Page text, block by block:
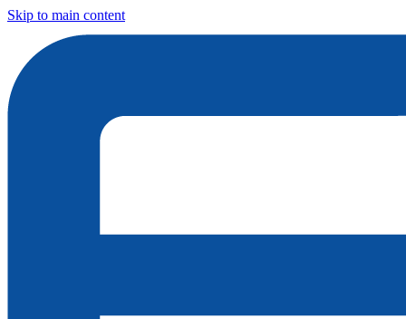
Skip to main content